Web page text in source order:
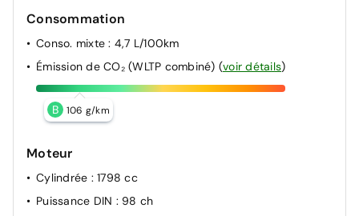
Consommation
Conso. mixte: 4,7 L/100km
Émission de CO₂ (WLTP combiné) (voir détails)
B 106 g/km
Moteur
Cylindrée : 1798 cc
Puissance DIN : 98 ch